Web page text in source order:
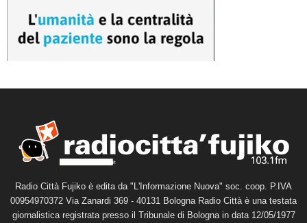
Radio Città Fujiko è edita da "L'Informazione Nuova" soc. coop. P.IVA
00954970372 Via Zanardi 369 - 40131 Bologna Radio Città è una testata
giornalistica registrata presso il Tribunale di Bologna in data 12/05/1977